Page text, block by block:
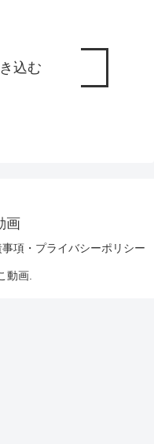
込む
画
項・プライバシーポリシー
動画.